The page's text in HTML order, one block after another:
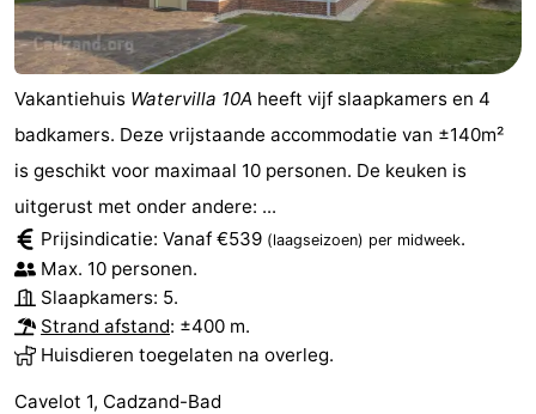
Domburg
-
Zoutelande
-
Middelburg
Zeeuws-
Vlaanderen
-
Nieuwvliet
-
Breskens
-
Sluis
-
Vakantiehuis Watervilla 10A heeft vijf slaapkamers en 4
badkamers. Deze vrijstaande accommodatie van ±140m²
is geschikt voor maximaal 10 personen. De keuken is
uitgerust met onder andere: ...
Prijsindicatie: Vanaf €539 (laagseizoen) per midweek.
Max. 10 personen.
Slaapkamers: 5.
Strand afstand: ±400 m.
Huisdieren toegelaten na overleg.
Cavelot 1, Cadzand-Bad